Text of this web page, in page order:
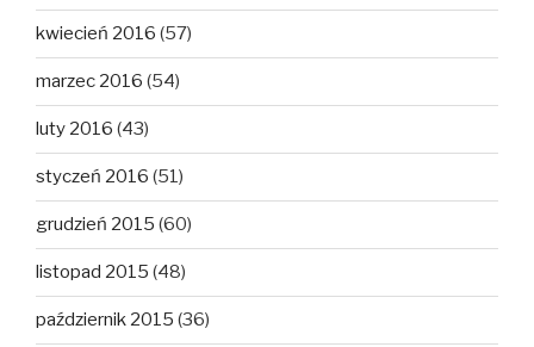
kwiecień 2016 (57)
marzec 2016 (54)
luty 2016 (43)
styczeń 2016 (51)
grudzień 2015 (60)
listopad 2015 (48)
październik 2015 (36)